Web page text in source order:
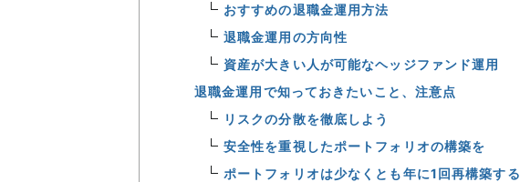
おすすめの退職金運用方法
退職金運用の方向性
資産が大きい人が可能なヘッジファンド運用
退職金運用で知っておきたいこと、注意点
リスクの分散を徹底しよう
安全性を重視したポートフォリオの構築を
ポートフォリオは少なくとも年に1回再構築する